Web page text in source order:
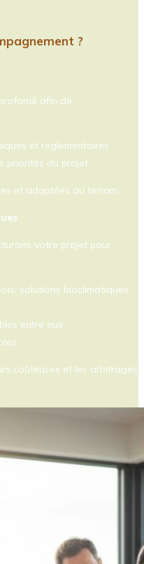
?
afin de :
et réglementaires
priorités du projet
et adaptées au terrain.
votre projet pour
solutions bioclimatiques
entre eux
coûteuses et les arbitrages